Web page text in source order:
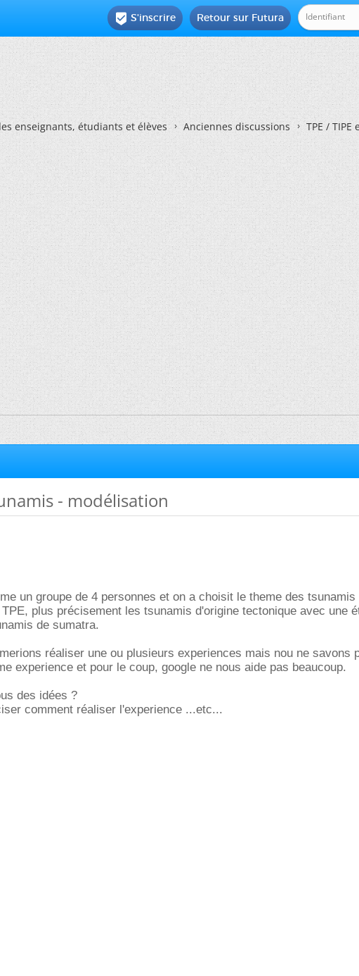
Retour sur Futura
 S'inscrire
enseignants, étudiants et élèves Anciennes discussions TPE /
- modélisation
un groupe de 4 personnes et on a choisit le theme des tsunamis
plus précisement les tsunamis d'origine tectonique avec une
de sumatra.
réaliser une ou plusieurs experiences mais nou ne savons
experience et pour le coup, google ne nous aide pas beaucoup.
des idées ?
comment réaliser l'experience ...etc...